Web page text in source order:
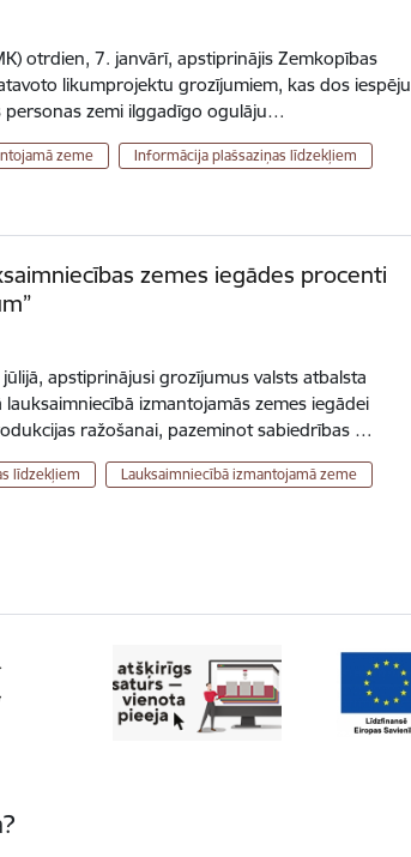
otrdien, 7. janvārī, apstiprinājis Zemkopības
likumprojektu grozījumiem, kas dos iespēju
personas zemi ilggadīgo ogulāju…
zeme
Informācija plašsaziņas līdzekļiem
zemes iegādes procenti
apstiprinājusi grozījumus valsts atbalsta
izmantojamās zemes iegādei
ražošanai, pazeminot sabiedrības …
līdzekļiem
Lauksaimniecībā izmantojamā zeme